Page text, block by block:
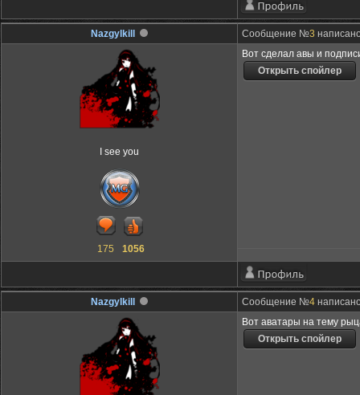
Nazgylkill Сообщение №3
I see you
175 1056
Вот сделал авы и
Nazgylkill Сообщение №4
Вот аватары на тему